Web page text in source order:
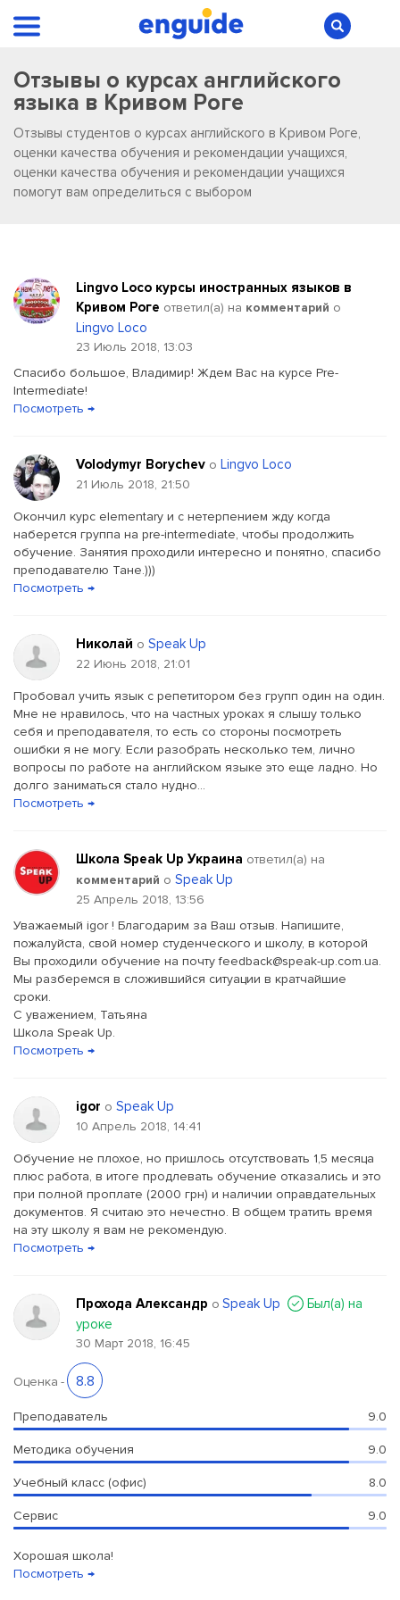
Отзывы о курсах английского
языка в Кривом Роге
Отзывы студентов о курсах английского в Кривом Роге,
оценки качества обучения и рекомендации учащихся,
оценки качества обучения и рекомендации учащихся
помогут вам определиться с выбором
Lingvo Loco курсы иностранных языков в
Кривом Роге ответил(a) на комментарий о
Lingvo Loco
23 Июль 2018, 13:03
Спасибо большое, Владимир! Ждем Вас на курсе Pre-
Intermediate!
Посмотреть →
Volodymyr Borychev о Lingvo Loco
21 Июль 2018, 21:50
Окончил курс elementary и с нетерпением жду когда
наберется группа на pre-intermediate, чтобы продолжить
обучение. Занятия проходили интересно и понятно, спасибо
преподавателю Тане.)))
Посмотреть →
Николай о Speak Up
22 Июнь 2018, 21:01
Пробовал учить язык с репетитором без групп один на один.
Мне не нравилось, что на частных уроках я слышу только
себя и преподавателя, то есть со стороны посмотреть
ошибки я не могу. Если разобрать несколько тем, лично
вопросы по работе на английском языке это еще ладно. Но
долго заниматься стало нудно...
Посмотреть →
Школа Speak Up Украина ответил(a) на
комментарий о Speak Up
25 Апрель 2018, 13:56
Уважаемый igor ! Благодарим за Ваш отзыв. Напишите,
пожалуйста, свой номер студенческого и школу, в которой
Вы проходили обучение на почту feedback@speak-up.com.ua.
Мы разберемся в сложившийся ситуации в кратчайшие
сроки.
С уважением, Татьяна
Школа Speak Up.
Посмотреть →
igor о Speak Up
10 Апрель 2018, 14:41
Обучение не плохое, но пришлось отсутствовать 1,5 месяца
плюс работа, в итоге продлевать обучение отказались и это
при полной проплате (2000 грн) и наличии оправдательных
документов. Я считаю это нечестно. В общем тратить время
на эту школу я вам не рекомендую.
Посмотреть →
Прохода Александр о Speak Up
Был(a) на
уроке
30 Март 2018, 16:45
Оценка - 8.8
Преподаватель 9.0
Методика обучения 9.0
Учебный класс (офис) 8.0
Сервис 9.0
Хорошая школа!
Посмотреть →